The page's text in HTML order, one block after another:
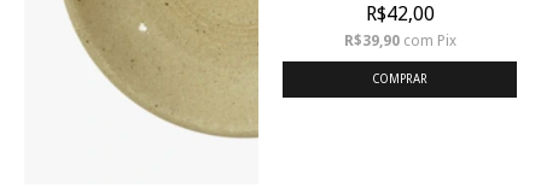
R$42,00
R$39,90 com Pix
COMPRAR